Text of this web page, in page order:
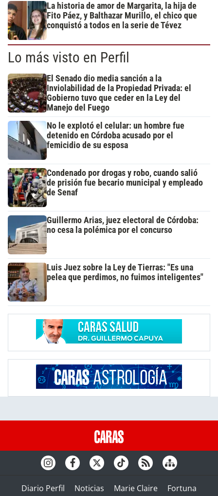
La historia de amor de Margarita, la hija de
Fito Páez, y Balthazar Murillo, el chico que
conquistó a todos en la serie de Tévez
Lo más visto en Perfil
El Senado dio media sanción a la
Inviolabilidad de la Propiedad Privada: el
Gobierno tuvo que ceder en la Ley del
Manejo del Fuego
No le explotó el celular: un hombre fue
detenido en Córdoba acusado por el
femicidio de su esposa
Condenado por drogas y robo, cuando salió
de prisión fue becario municipal y empleado
de Senaf
Guillermo Arias, juez electoral de Córdoba:
no cesa la polémica por el concurso
Luis Juez sobre la Ley de Tierras: "Es una
pelea que perdimos, no fuimos inteligentes"
Diario Perfil Noticias Marie Claire Fortuna